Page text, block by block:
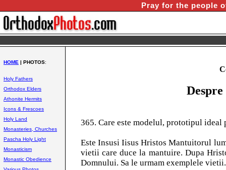
Pray for the people
HOME | PHOTOS:
Holy Fathers
Orthodox Elders
Athonite Hermits
Icons & Frescoes
Holy Land
Monasteries, Churches
Pascha Holy Light
Monasticism
Monastic Obedience
365. Care este modelul, prototipul ideal
Este Insusi Iisus Hristos Mantuitorul
vietii care duce la mantuire. Dupa
Domnului. Sa le urmam exemplele vietii.